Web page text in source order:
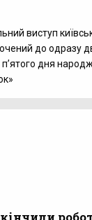
виступ
до одразу
дня